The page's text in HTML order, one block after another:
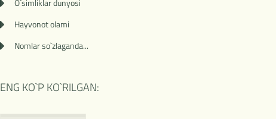
O`simliklar dunyosi
Hayvonot olami
Nomlar so`zlaganda...
ENG KO`P KO`RILGAN: